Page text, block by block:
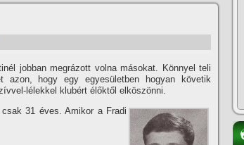
jobban megrázott volna másokat. Könnyel teli
azon, hogy egy egyesületben hogyan követik
lélekkel klubért élőktől elköszönni.
31 éves. Amikor a Fradi